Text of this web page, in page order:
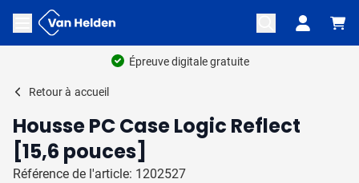
Aller au contenu
Ouvrir le menu
Épreuve digitale gratuite
Retour à accueil
Housse PC Case Logic Reflect
[15,6 pouces]
Référence de l'article: 1202527